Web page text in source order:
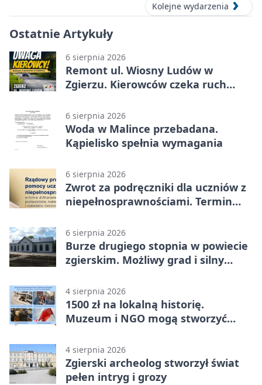
Kolejne wydarzenia
Ostatnie Artykuły
6 sierpnia 2026
Remont ul. Wiosny Ludów w
Zgierzu. Kierowców czeka ruch
6 sierpnia 2026
Woda w Malince przebadana.
Kąpielisko spełnia wymagania
6 sierpnia 2026
Zwrot za podręczniki dla uczniów z
niepełnosprawnościami. Termin
6 sierpnia 2026
Burze drugiego stopnia w powiecie
zgierskim. Możliwy grad i silny
4 sierpnia 2026
1500 zł na lokalną historię.
Muzeum i NGO mogą stworzyć
4 sierpnia 2026
Zgierski archeolog stworzył świat
pełen intryg i grozy